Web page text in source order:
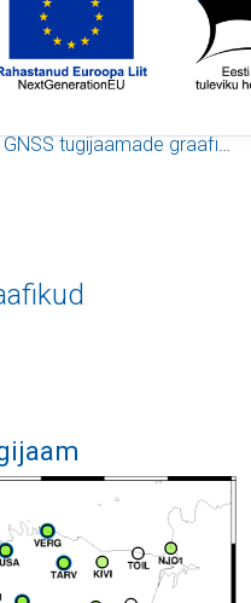
GNSS tugijaamade graafikud